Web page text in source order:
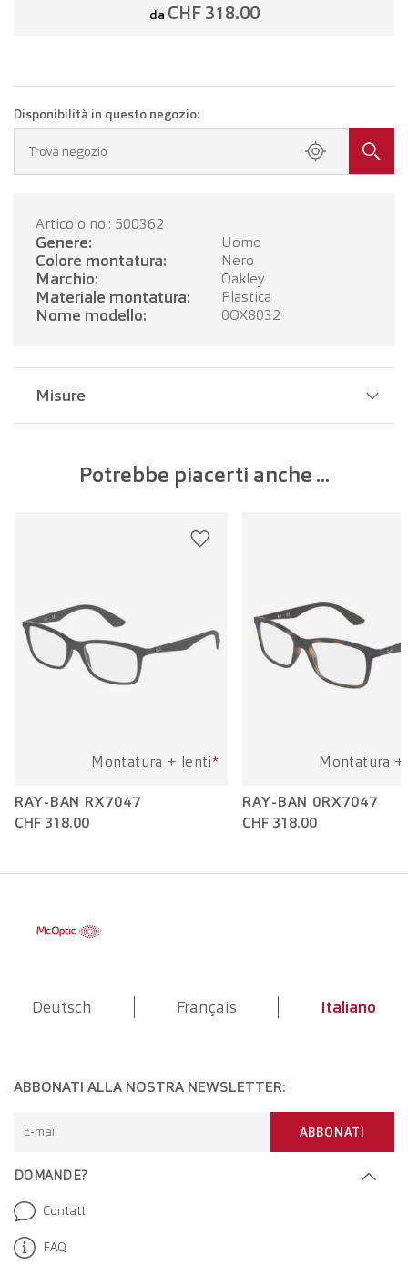
da CHF 318.00
Disponibilità in questo negozio:
Trova negozio
Articolo no.: 500362
Genere: Uomo
Colore montatura: Nero
Marchio: Oakley
Materiale montatura: Plastica
Nome modello: 0OX8032
Misure
Larghezza della lente: 55 mm
Lunghezza dell'asta:
Potrebbe piacerti anche ...
Montatura + lenti*
RAY-BAN RX7047
CHF 318.00
Montatura
RAY-BAN 0RX7047
CHF 318.00
Deutsch Français Italiano
DOMANDE?
Contatti
FAQ
ABBONATI ALLA NOSTRA NEWSLETTER:
E-mail ABBONATI